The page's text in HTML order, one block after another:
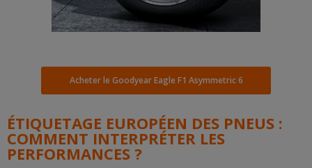
Acheter le Goodyear Eagle F1 Asymmetric 6
ÉTIQUETAGE EUROPÉEN DES PNEUS :
COMMENT INTERPRÉTER LES
PERFORMANCES ?